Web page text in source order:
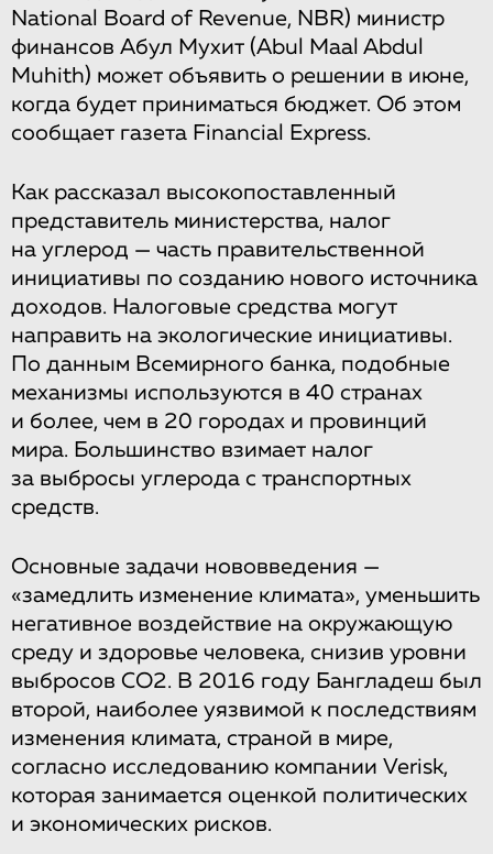
National Board of Revenue, NBR) министр
финансов Абул Мухит (Abul Maal Abdul
Muhith) может объявить о решении в июне,
когда будет приниматься бюджет. Об этом
сообщает газета Financial Express.
Как рассказал высокопоставленный
представитель министерства, налог
на углерод — часть правительственной
инициативы по созданию нового источника
доходов. Налоговые средства могут
направить на экологические инициативы.
По данным Всемирного банка, подобные
механизмы используются в 40 странах
и более, чем в 20 городах и провинций
мира. Большинство взимает налог
за выбросы углерода с транспортных
средств.
Основные задачи нововведения —
«замедлить изменение климата», уменьшить
негативное воздействие на окружающую
среду и здоровье человека, снизив уровни
выбросов СО2. В 2016 году Бангладеш был
второй, наиболее уязвимой к последствиям
изменения климата, страной в мире,
согласно исследованию компании Verisk,
которая занимается оценкой политических
и экономических рисков.